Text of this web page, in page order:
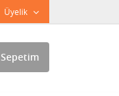
Üyelik
Sepetim